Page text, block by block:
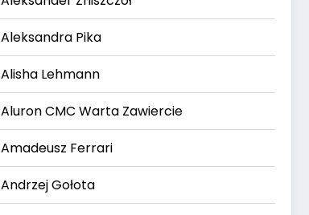
Aleksandra Pika
Alisha Lehmann
Aluron CMC Warta Zawiercie
Amadeusz Ferrari
Andrzej Gołota